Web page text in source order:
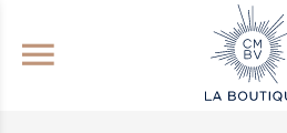
GO TO PRINCIPAL